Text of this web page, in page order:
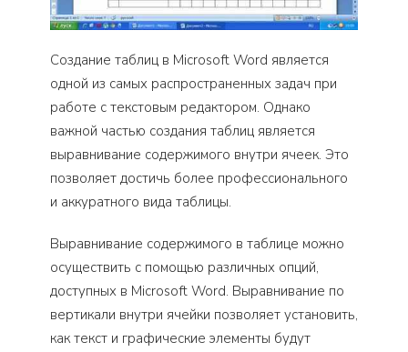
Создание таблиц в Microsoft Word является
одной из самых распространенных задач при
работе с текстовым редактором. Однако
важной частью создания таблиц является
выравнивание содержимого внутри ячеек. Это
позволяет достичь более профессионального
и аккуратного вида таблицы.
Выравнивание содержимого в таблице можно
осуществить с помощью различных опций,
доступных в Microsoft Word. Выравнивание по
вертикали внутри ячейки позволяет установить,
как текст и графические элементы будут